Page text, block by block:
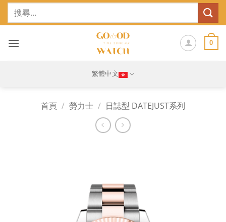
Skip
鍵
0
繁體中文
首頁 / 勞力士 / 日誌型 DATEJUST系列